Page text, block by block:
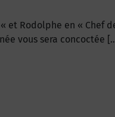
et Rodolphe en «
vous sera concoctée